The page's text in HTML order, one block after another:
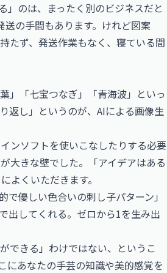
」のは、まったく別のビジネスだと
の手間もあります。けれど図案
たず、発送作業もなく、寝ている間
」「七宝つなぎ」「青海波」といっ
返し」というのが、AIによる画像生
ンソフトを使いこなしたりする必要
大きな壁でした。「アイデアはある
よくいただきます。
優しい色合いの刺し子パターン」
出してくれる。ゼロから1を生み出
できる」わけではない、というこ
にあなたの手芸の知識や美的感覚を